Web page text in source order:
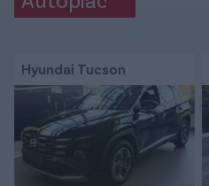
Hyundai Tucson